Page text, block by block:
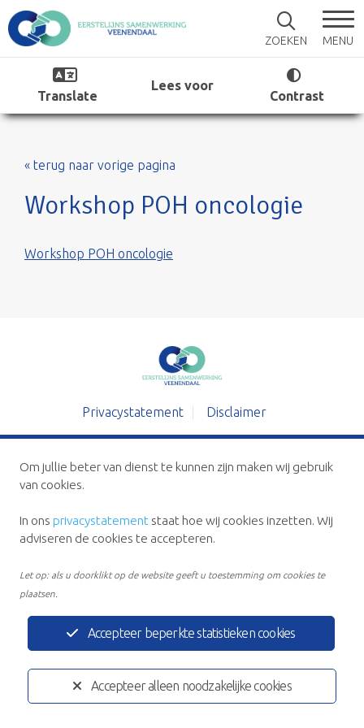
ZOEKEN MENU
Translate
Lees voor
Contrast
« terug naar vorige pagina
Workshop POH oncologie
Workshop POH oncologie
Privacystatement Disclaimer
Accepteer alleen noodzakelijke cookies
Accepteer beperkte statistieken cookies
Om jullie beter van dienst te kunnen zijn maken wij gebruik
van cookies.
In ons privacystatement staat hoe wij cookies inzetten. Wij
adviseren de cookies te accepteren.
Let op: als u doorklikt op de website geeft u toestemming om cookies te
plaatsen.